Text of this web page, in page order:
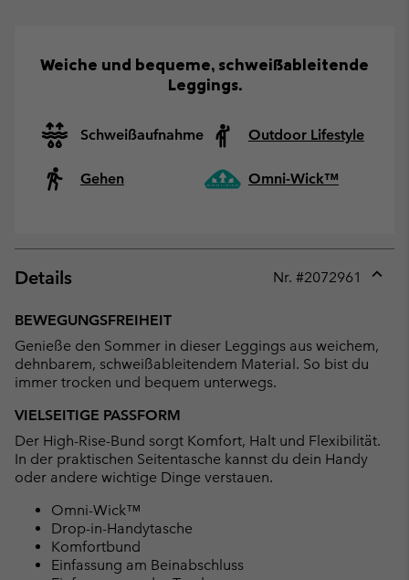
Weiche und bequeme, schweißableitende
Leggings.
Schweißaufnahme Outdoor Lifestyle
Gehen Omni-Wick™
Details Nr. #2072961
BEWEGUNGSFREIHEIT
Genieße den Sommer in dieser Leggings aus weichem,
dehnbarem, schweißableitendem Material. So bist du
immer trocken und bequem unterwegs.
VIELSEITIGE PASSFORM
Der High-Rise-Bund sorgt Komfort, Halt und Flexibilität.
In der praktischen Seitentasche kannst du dein Handy
oder andere wichtige Dinge verstauen.
Omni-Wick™
Drop-in-Handytasche
Komfortbund
Einfassung am Beinabschluss